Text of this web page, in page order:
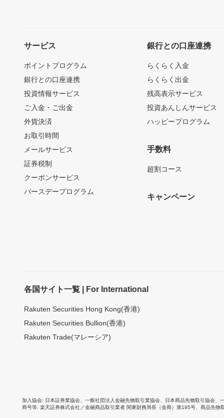
サービス
ポイントプログラム
銀行との口座連携
投資情報サービス
ご入金・ご出金
外貨決済
お取引時間
メールサービス
証券税制
クーポンサービス
バースデープログラム
銀行との口座連携
らくらく入金
らくらく出金
残高表示サービス
投資あんしんサービス
ハッピープログラム
手数料
超割コース
キャンペーン
各国サイト一覧 | For International
Rakuten Securities Hong Kong(香港)
Rakuten Securities Bullion(香港)
Rakuten Trade(マレーシア)
加入協会 日本証券業協会 一般社団法人金融先物取引業協会 日本商品先物取引協会
商号等 楽天証券株式会社／金融商品取引業者 関東財務局長（金商）第195号、商品先物